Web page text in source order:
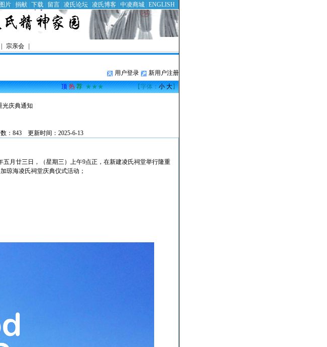
图片 捐献 下载 留言 凌氏论坛 凌氏博客 中凌商城 ENGLISH
宗亲会
用户登录
新用户注册
顶 热 荐 ★★★ 【字体：小 大】
光庆典通知
：843 更新时间：2025-6-13
月廿三日，（星期三）上午9点正，在新建凌氏祠堂举行隆重
琼海凌氏祠堂庆典仪式活动；